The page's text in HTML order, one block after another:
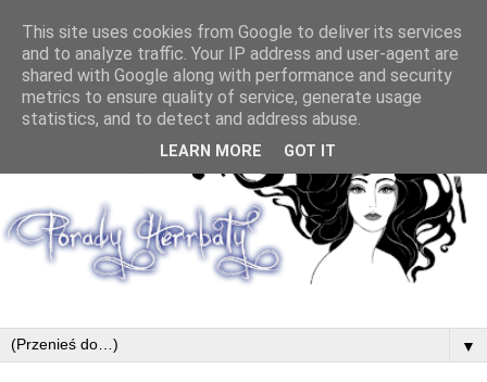
▼
This site uses cookies from Google to deliver its services
and to analyze traffic. Your IP address and user-agent are
shared with Google along with performance and security
metrics to ensure quality of service, generate usage
statistics, and to detect and address abuse.
LEARN MORE GOT IT